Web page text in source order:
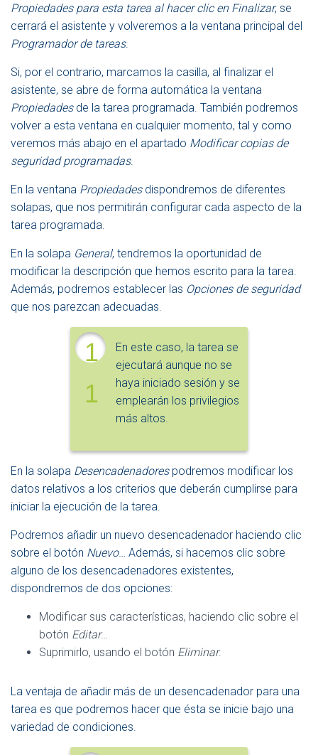
Propiedades para esta tarea al hacer clic en Finalizar, se
cerrará el asistente y volveremos a la ventana principal del
Programador de tareas.
Si, por el contrario, marcamos la casilla, al finalizar el
asistente, se abre de forma automática la ventana
Propiedadesde la tarea programada. También podremos
volver a esta ventana en cualquier momento, tal y como
veremos más abajo en el apartado Modificar copias de
seguridad programadas.
En la ventana Propiedadesdispondremos de diferentes
solapas, que nos permitirán configurar cada aspecto de la
tarea programada.
En la solapa General, tendremos la oportunidad de
modificar la descripción que hemos escrito para la tarea.
Además, podremos establecer las Opciones de seguridad
que nos parezcan adecuadas.
1
1
En este caso, la tarea se
ejecutará aunque no se
haya iniciado sesión y se
emplearán los privilegios
más altos.
En la solapa Desencadenadorespodremos modificar los
datos relativos a los criterios que deberán cumplirse para
iniciar la ejecución de la tarea.
Podremos añadir un nuevo desencadenador haciendo clic
sobre el botón Nuevo… Además, si hacemos clic sobre
alguno de los desencadenadores existentes,
dispondremos de dos opciones:
Modificar sus características, haciendo clic sobre el
botón Editar…
Suprimirlo, usando el botón Eliminar.
La ventaja de añadir más de un desencadenador para una
tarea es que podremos hacer que ésta se inicie bajo una
variedad de condiciones.